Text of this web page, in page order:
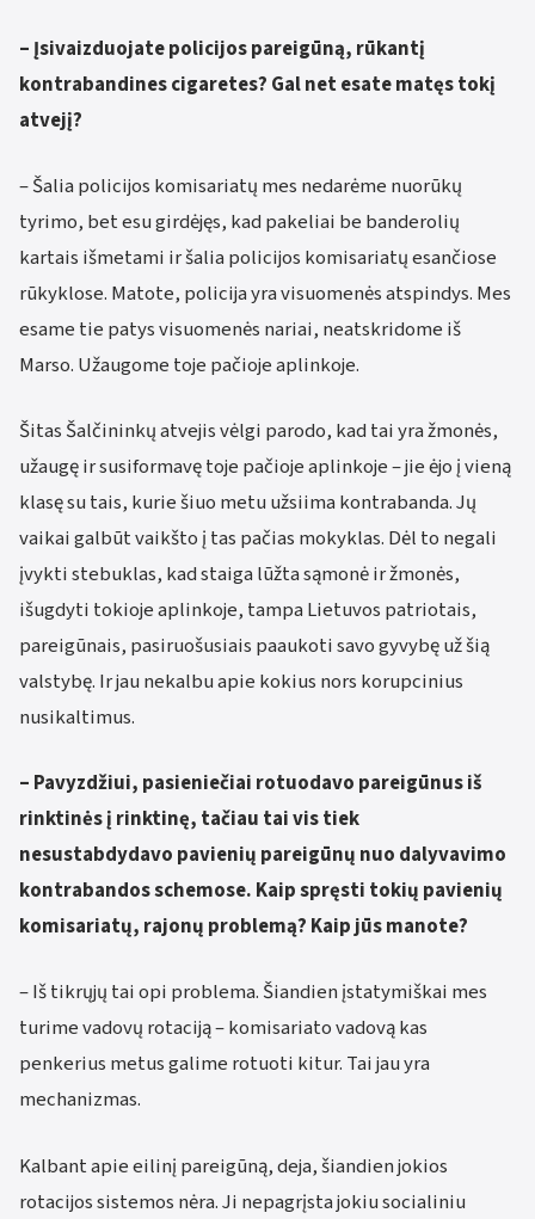
– Įsivaizduojate policijos pareigūną, rūkantį
kontrabandines cigaretes? Gal net esate matęs tokį
atvejį?
– Šalia policijos komisariatų mes nedarėme nuorūkų
tyrimo, bet esu girdėjęs, kad pakeliai be banderolių
kartais išmetami ir šalia policijos komisariatų esančiose
rūkyklose. Matote, policija yra visuomenės atspindys. Mes
esame tie patys visuomenės nariai, neatskridome iš
Marso. Užaugome toje pačioje aplinkoje.
Šitas Šalčininkų atvejis vėlgi parodo, kad tai yra žmonės,
užaugę ir susiformavę toje pačioje aplinkoje – jie ėjo į vieną
klasę su tais, kurie šiuo metu užsiima kontrabanda. Jų
vaikai galbūt vaikšto į tas pačias mokyklas. Dėl to negali
įvykti stebuklas, kad staiga lūžta sąmonė ir žmonės,
išugdyti tokioje aplinkoje, tampa Lietuvos patriotais,
pareigūnais, pasiruošusiais paaukoti savo gyvybę už šią
valstybę. Ir jau nekalbu apie kokius nors korupcinius
nusikaltimus.
– Pavyzdžiui, pasieniečiai rotuodavo pareigūnus iš
rinktinės į rinktinę, tačiau tai vis tiek
nesustabdydavo pavienių pareigūnų nuo dalyvavimo
kontrabandos schemose. Kaip spręsti tokių pavienių
komisariatų, rajonų problemą? Kaip jūs manote?
– Iš tikrųjų tai opi problema. Šiandien įstatymiškai mes
turime vadovų rotaciją – komisariato vadovą kas
penkerius metus galime rotuoti kitur. Tai jau yra
mechanizmas.
Kalbant apie eilinį pareigūną, deja, šiandien jokios
rotacijos sistemos nėra. Ji nepagrįsta jokiu socialiniu